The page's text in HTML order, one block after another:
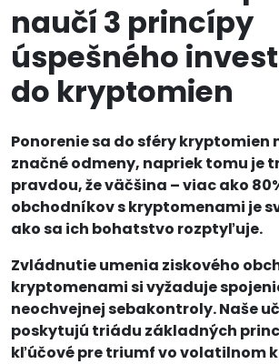
naučí 3 princípy
úspešného
do kryptomien
Ponorenie sa do sféry kryptomien
značné odmeny, napriek tomu je
pravdou, že väčšina – viac ako
obchodníkov s kryptomenami je
ako sa ich bohatstvo rozptyľuje.
Zvládnutie umenia ziskového
kryptomenami si vyžaduje
neochvejnej sebakontroly. Naše
poskytujú triádu základných
kľúčové pre triumf vo volatilnom